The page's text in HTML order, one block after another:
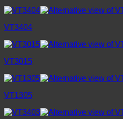
VT3404
VT3015
VT1305